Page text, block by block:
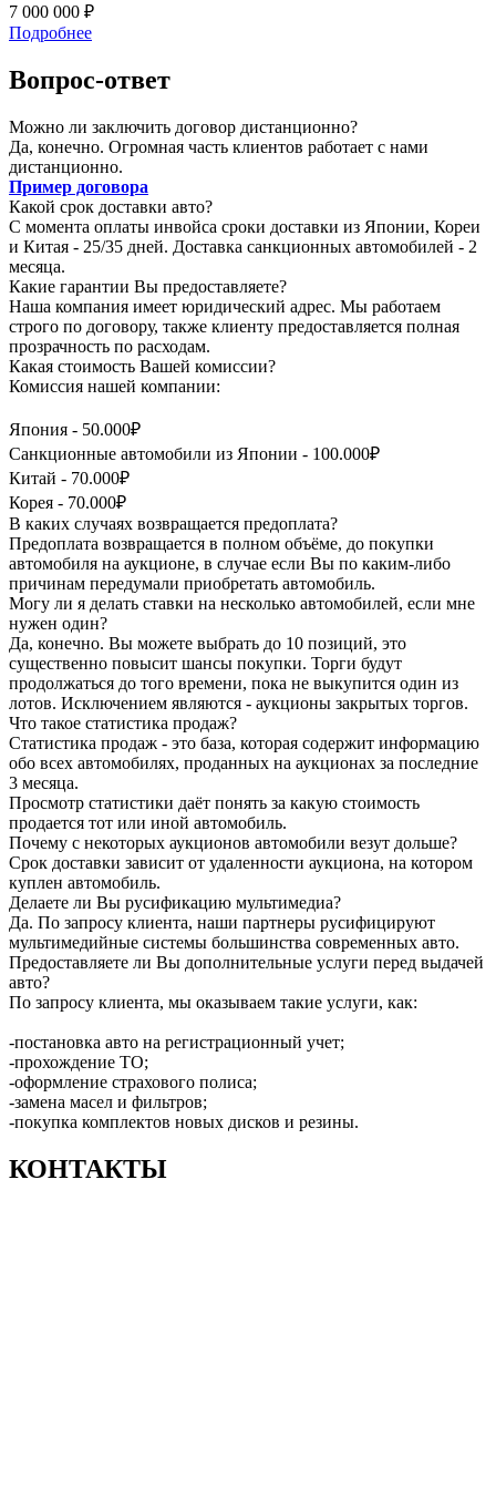
7 000 000 ₽
Подробнее
Вопрос-ответ
Можно ли заключить договор дистанционно?
Да, конечно. Огромная часть клиентов работает с нами
дистанционно.
Пример договора
Какой срок доставки авто?
С момента оплаты инвойса сроки доставки из Японии, Кореи
и Китая - 25/35 дней. Доставка санкционных автомобилей - 2
месяца.
Какие гарантии Вы предоставляете?
Наша компания имеет юридический адрес. Мы работаем
строго по договору, также клиенту предоставляется полная
прозрачность по расходам.
Какая стоимость Вашей комиссии?
Комиссия нашей компании:
Япония - 50.000₽
Санкционные автомобили из Японии - 100.000₽
Китай - 70.000₽
Корея - 70.000₽
В каких случаях возвращается предоплата?
Предоплата возвращается в полном объёме, до покупки
автомобиля на аукционе, в случае если Вы по каким-либо
причинам передумали приобретать автомобиль.
Могу ли я делать ставки на несколько автомобилей, если мне
нужен один?
Да, конечно. Вы можете выбрать до 10 позиций, это
существенно повысит шансы покупки. Торги будут
продолжаться до того времени, пока не выкупится один из
лотов. Исключением являются - аукционы закрытых торгов.
Что такое статистика продаж?
Статистика продаж - это база, которая содержит информацию
обо всех автомобилях, проданных на аукционах за последние
3 месяца.
Просмотр статистики даёт понять за какую стоимость
продается тот или иной автомобиль.
Почему с некоторых аукционов автомобили везут дольше?
Срок доставки зависит от удаленности аукциона, на котором
куплен автомобиль.
Делаете ли Вы русификацию мультимедиа?
Да. По запросу клиента, наши партнеры русифицируют
мультимедийные системы большинства современных авто.
Предоставляете ли Вы дополнительные услуги перед выдачей
авто?
По запросу клиента, мы оказываем такие услуги, как:
-постановка авто на регистрационный учет;
-прохождение ТО;
-оформление страхового полиса;
-замена масел и фильтров;
-покупка комплектов новых дисков и резины.
КОНТАКТЫ